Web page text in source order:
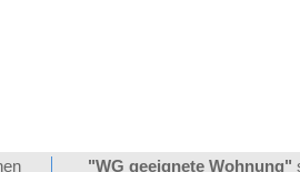
"WG geeignete Wohnung"